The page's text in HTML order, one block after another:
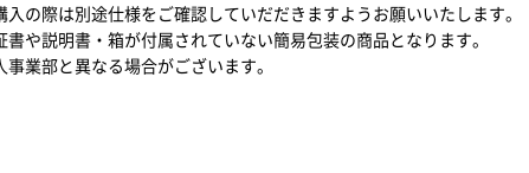
の際は別途仕様をご確認していだだきますようお願いいたします。
や説明書・箱が付属されていない簡易包装の商品となります。
業部と異なる場合がございます。